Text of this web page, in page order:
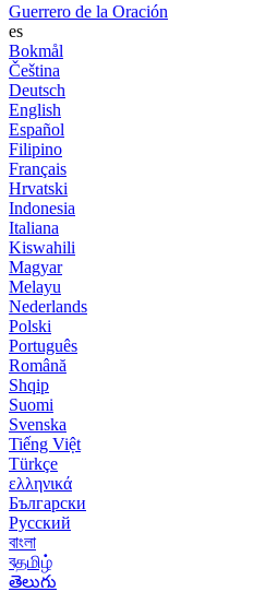
Guerrero de la Oración
es
Bokmål
Čeština
Deutsch
English
Español
Filipino
Français
Hrvatski
Indonesia
Italiana
Kiswahili
Magyar
Melayu
Nederlands
Polski
Português
Română
Shqip
Suomi
Svenska
Tiếng Việt
Türkçe
ελληνικά
Български
Русский
বাংলা
বதமிழ்
తెలుగు